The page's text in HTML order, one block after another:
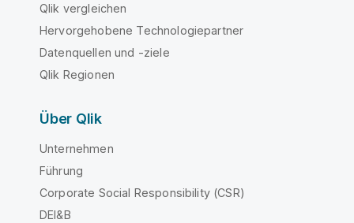
Qlik vergleichen
Hervorgehobene Technologiepartner
Datenquellen und -ziele
Qlik Regionen
Über Qlik
Unternehmen
Führung
Corporate Social Responsibility (CSR)
DEI&B